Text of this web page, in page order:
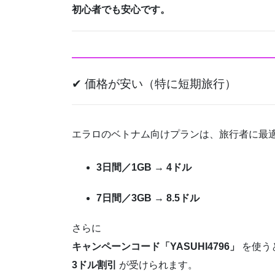
初心者でも安心です。
✔ 価格が安い（特に短期旅行）
エラロのベトナム向けプランは、旅行者に最
3日間／1GB → 4ドル
7日間／3GB → 8.5ドル
さらに
キャンペーンコード「YASUHI4796」
を使う
3ドル割引
が受けられます。